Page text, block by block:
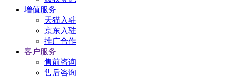
增值服务
天猫入驻
京东入驻
推广合作
客户服务
售前咨询
售后咨询